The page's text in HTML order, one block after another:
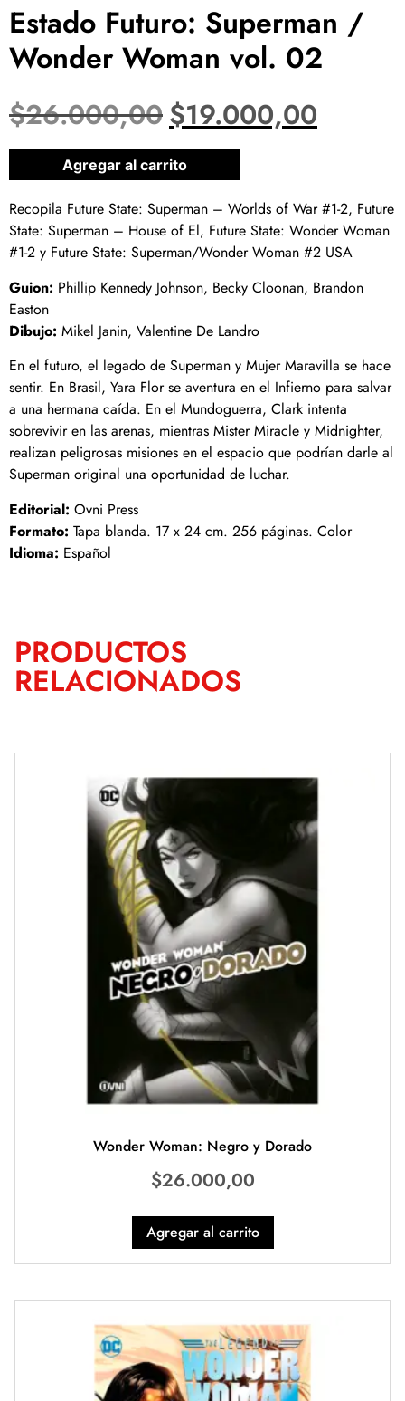
Estado Futuro: Superman /
Wonder Woman vol. 02
$26.000,00$19.000,00
1 disponibles
Agregar al carrito
Recopila Future State: Superman – Worlds of War #1-2, Future
State: Superman – House of El, Future State: Wonder Woman
#1-2 y Future State: Superman/Wonder Woman #2 USA
Guion: Phillip Kennedy Johnson, Becky Cloonan, Brandon
Easton
Dibujo: Mikel Janin, Valentine De Landro
En el futuro, el legado de Superman y Mujer Maravilla se hace
sentir. En Brasil, Yara Flor se aventura en el Infierno para salvar
a una hermana caída. En el Mundoguerra, Clark intenta
sobrevivir en las arenas, mientras Mister Miracle y Midnighter,
realizan peligrosas misiones en el espacio que podrían darle al
Superman original una oportunidad de luchar.
Editorial: Ovni Press
Formato: Tapa blanda. 17 x 24 cm. 256 páginas. Color
Idioma: Español
PRODUCTOS
RELACIONADOS
Wonder Woman: Negro y Dorado
$26.000,00
Agregar al carrito